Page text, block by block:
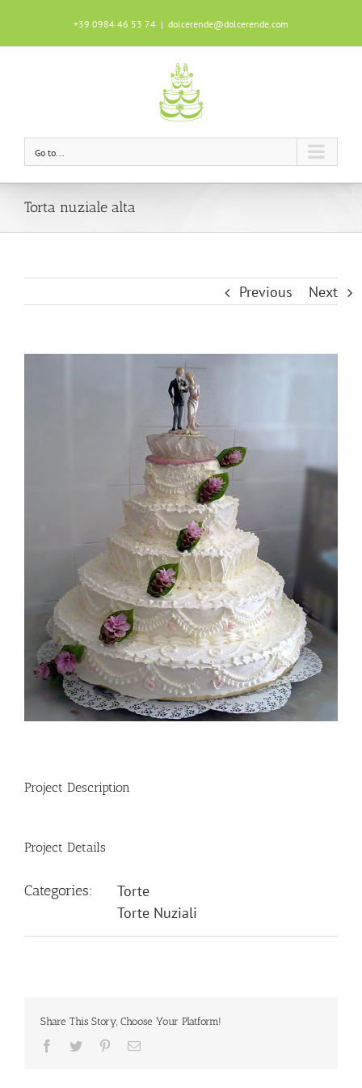
Questo sito utilizza i cookie per garantire
un'ottima esperienza durante la tua
Scopri di più
+39 0984 46 53 74 | dolcerende@dolcerende.com
Go to...
Torta nuziale alta
Previous Next
Project Description
Project Details
Categories:
Torte
Torte Nuziali
Share This Story, Choose Your Platform!
Facebook
Twitter PinterestEmail